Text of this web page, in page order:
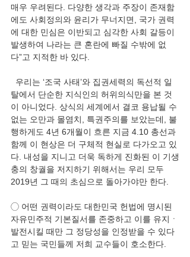
매우 우려된다. 다양한 생각과 주장이 존재함
에도 사회정의와 윤리가 무너지면, 국가 권력
에 대한 민심은 이반되고 심각한 사회 갈등이
발생하여 나라는 큰 혼란에 빠질 수밖에 없
다”고 지적한 바 있다.
탈에서 단순한 지식인의 허위의식만을 본 것
이 아니었다. 상식의 세계에서 결코 용납될 수
없는 오만과 몰염치, 특권주의를 보았는데, 불
행하게도 4년 6개월이 흐른 지금 4.10 총선과
함께 이 현상은 더 구체적 현실로 다가오고 있
다. 내성을 지니고 더욱 독하게 진화된 이 기생
충의 창궐을 저지하기 위해서는 우리 모두
2019년 그 때의 초심으로 돌아가야만 한다.
◯ 어떤 권력이라도 대한민국 헌법에 명시된
자유민주적 기본질서를 존중하고 이를 유지ㆍ
발전시킬 때만 그 정당성을 인정받을 수 있다
고 믿는 국민들께 저희 교수들이 호소한다.